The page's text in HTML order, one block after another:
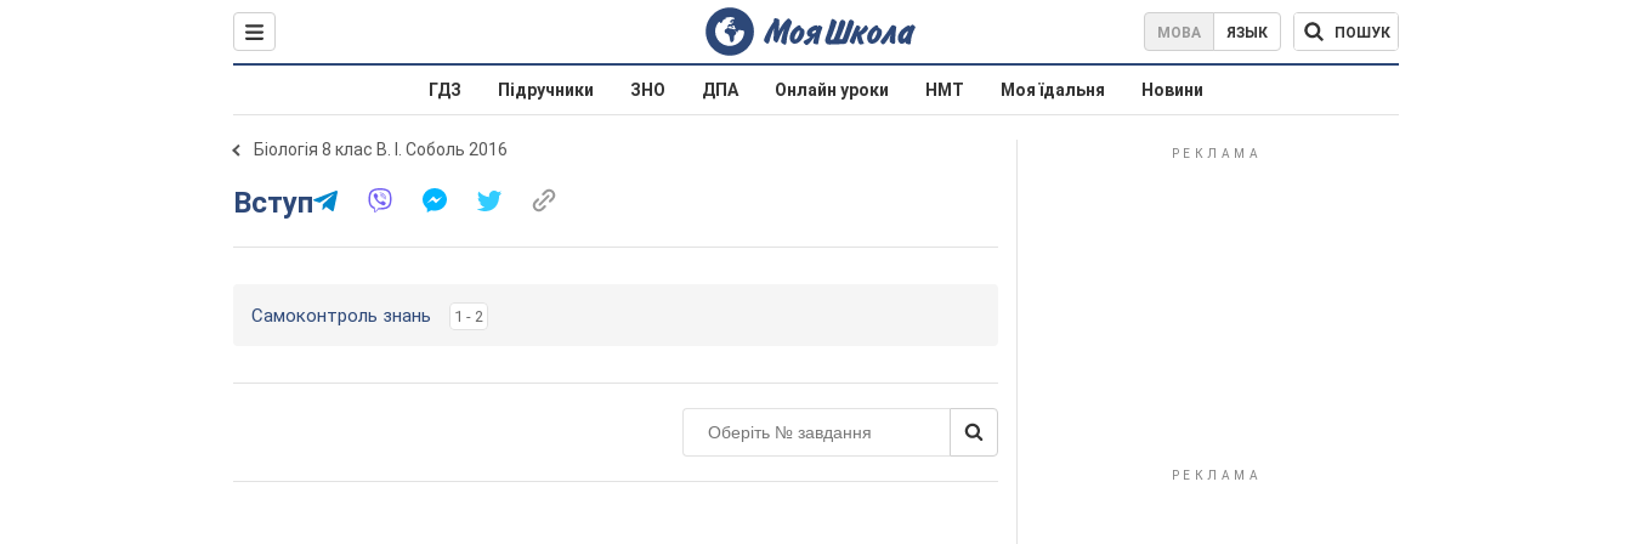
МОВА ЯЗЫК ПОШУК
ГДЗ Підручники ЗНО ДПА Онлайн уроки НМТ Моя їдальня Новини
Біологія 8 клас В. І. Соболь 2016
Вступ
Cамоконтроль знань 1 - 2